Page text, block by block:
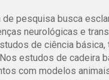
de pesquisa busca
neurológicas e
de ciência básica,
estudos de cadeira
com modelos